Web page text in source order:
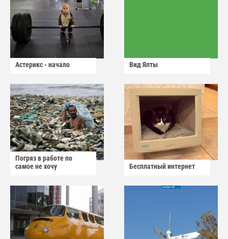
Астерикс - начало Вид Ялты
Погряз в работе по
самое не хочу
Бесплатный интернет